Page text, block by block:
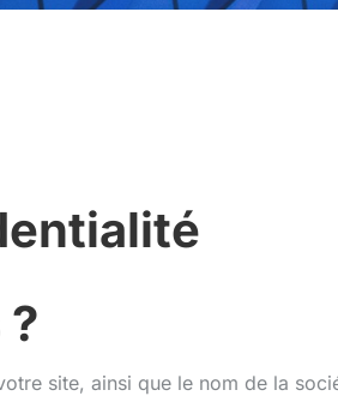
site, ainsi que le nom de la